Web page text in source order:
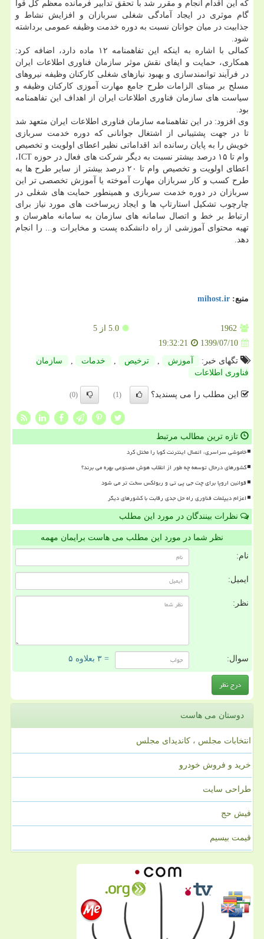
که این اقدام انجام و مقرر شد با تحقق تدابیر فرمانده معظم کل قوا
گام موثری در ایجاد آمادگی شغلی سربازان و افزایش نشاط و
جذابیت در میان جوانان نسبت به دوره خدمت وظیفه عمومی برداشته
شود.
کمالی با اشاره به اینکه این تفاهمنامه ۱۲ ماده دارد، اضافه کرد:
همکاری، حمایت و ایفای نقش موثر سازمان فناوری اطلاعات ایران
در فرآیند توانمندسازی و بهبود نیازهای شغلی کارکنان وظیفه نیروهای
مسلح بر مبنای الزامات طرح جامع مهارت آموزی کارکنان وظیفه و
سیاست های سازمان فناوری اطلاعات ایران از اهداف این تفاهمنامه
بود.
وی افزود: در این تفاهمنامه سازمان فناوری اطلاعات ایران متعهد شد
تا در جهت پشتیبانی از اشتغال جوانانی که دوره خدمت سربازی
خویش را به پایان رسانده اند اقداماتی نظیر اعطای اولویت و تخصیص
وام تا ۱۵ درصد بیشتر نسبت به دیگر شرکت های فعال در حوزه ICT،
اعطای اولویت و تخصیص وام تا ۲۰ درصد بیشتر از سایر طرح ها به
طرح کسب و کار سربازان مهارت آموخته یا آموزش تخصصی تر این
سربازان در دوره خدمت سربازی و همینطور حمایت های شغلی در
چارچوب تشکیل استارتاپ ها و ایجاد زیرساخت های مورد نیاز برای
ارتباط بر خط و اتصال سامانه های سازمان به سامانه ماهرسان و
تهیه محتوای آموزشی از راه دانشکده پست و مخابرات و... را انجام
دهد.
منبع: mihost.ir
1962
5.0 از 5
1399/07/10
19:32:21
تگهای خبر:
آموزش , ترخیص , خدمات ,
سازمان
فناوری اطلاعات
این مطلب را می پسندید؟ (1)
(0)
تازه ترین مطالب مرتبط
خاموشی سراسری، اتصال اینترنت کوبا را مختل کرد
کشورهای درحال توسعه چه طور از انقلاب هوش مصنوعی بهره می برند؟
قوانین اروپا برای چت جی پی تی و ربولکس سخت تر می شود
اعزام دیپلمات فناوری راه حل جدی رقابت با کشورهای دیگر
نظرات بینندگان در مورد این مطلب
نظر شما در مورد این مطلب می هاست برایمان مهمه
نام:
ایمیل:
نظر:
سوال: = ۳ بعلاوه ۵
دوستان می هاست
انتخابات مجلس ، کاندیدای مجلس
خرید و فروش خودرو
طراحی سایت
فیش حج
قیمت بیسیم